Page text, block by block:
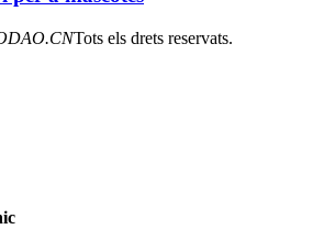
Tots els drets reservats.